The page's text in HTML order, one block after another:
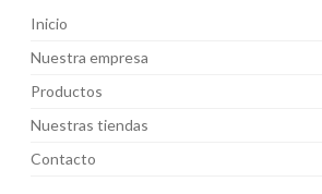
Inicio
Nuestra empresa
Productos
Nuestras tiendas
Contacto